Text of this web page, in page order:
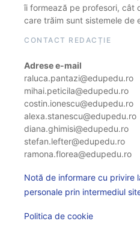
îi formează pe profesori, cât
care trăim sunt sistemele de
CONTACT REDACȚIE
Adrese e-mail
raluca.pantazi@edupedu.ro
mihai.peticila@edupedu.ro
costin.ionescu@edupedu.ro
alexa.stanescu@edupedu.ro
diana.ghimisi@edupedu.ro
stefan.lefter@edupedu.ro
ramona.florea@edupedu.ro
Notă de informare cu privire
personale prin intermediul
Politica de cookie